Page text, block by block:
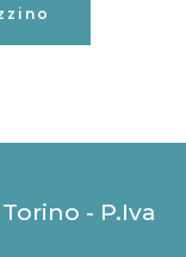
- P.Iva